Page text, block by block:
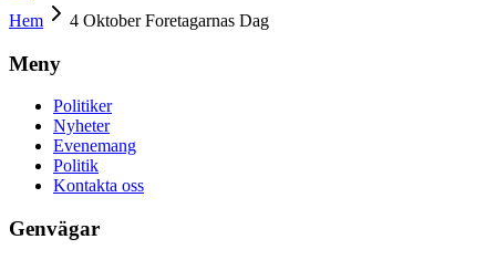
Hem
4 Oktober Foretagarnas Dag
Meny
Politiker
Nyheter
Evenemang
Politik
Kontakta oss
Genvägar